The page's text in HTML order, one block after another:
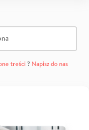
treści? Napisz do nas